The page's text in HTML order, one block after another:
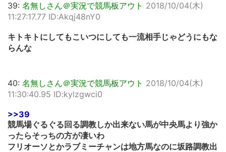
39: 名無しさん＠実況で競馬板アウト 2018/10/04(木)
11:27:17.77 ID:Akqj48nY0
キトキトにしてもこいつにしても一流相手じゃどうにもな
らんな
40: 名無しさん＠実況で競馬板アウト 2018/10/04(木)
11:30:40.95 ID:kylzgwci0
>>39
競馬場ぐるぐる回る調教しか出来ない馬が中央馬より強か
ったらそっちの方が凄いわ
フリオーソとかラブミーチャンは地方馬なのに坂路調教出